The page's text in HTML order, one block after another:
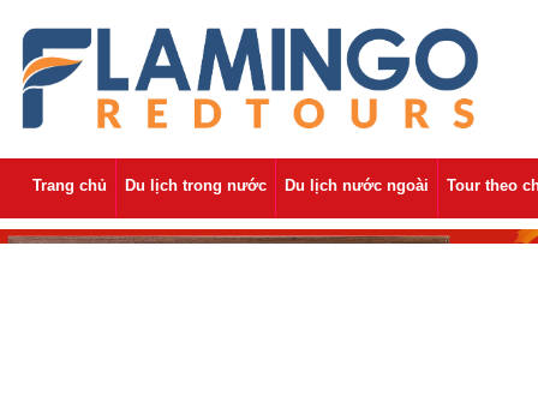
Trang chủ Du lịch trong nước Du lịch nước ngoài Tour theo